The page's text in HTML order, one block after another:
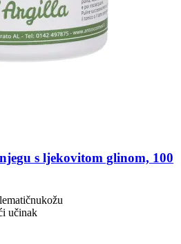
s ljekovitom glinom, 100
učinak